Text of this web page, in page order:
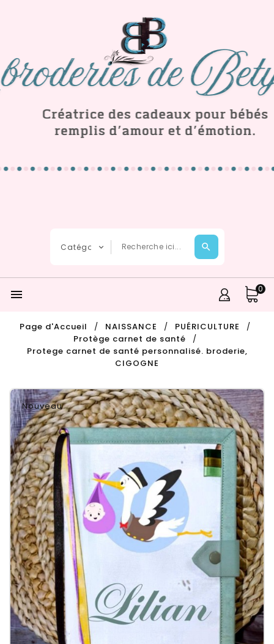
 0
Page d'Accueil NAISSANCE
PUÉRICULTURE
Protège carnet de santé
Protege carnet de santé personnalisé. broderie,
CIGOGNE
Nouveau